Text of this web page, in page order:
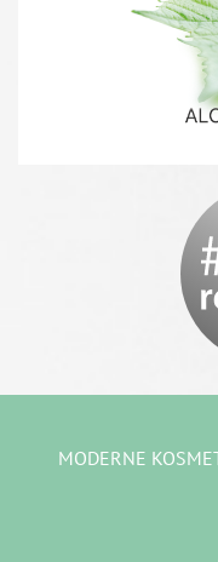
MODERNE